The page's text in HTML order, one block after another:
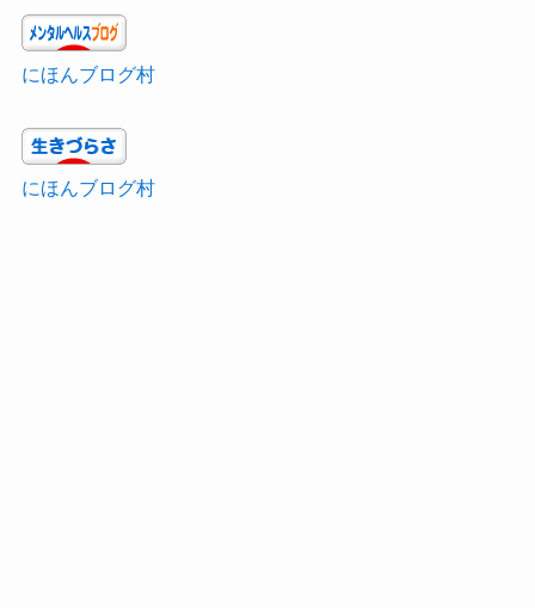
にほんブログ村
にほんブログ村